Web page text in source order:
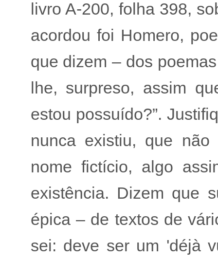
livro A-200, folha 398,
acordou foi Homero,
que dizem – dos
lhe, surpreso, assim
estou possuído?”.
nunca existiu, que
nome fictício, algo
existência. Dizem que
épica – de textos de
sei: deve ser um 'déjà